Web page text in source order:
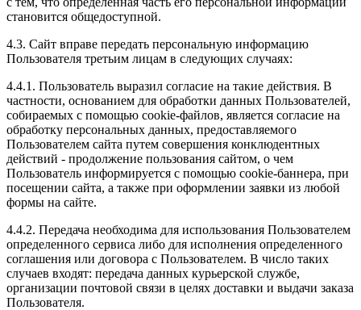
становится общедоступной.
4.3. Сайт вправе передать персональную информацию
Пользователя третьим лицам в следующих случаях:
4.4.1. Пользователь выразил согласие на такие действия. В
частности, основанием для обработки данных Пользователей,
собираемых с помощью cookie-файлов, является согласие на
обработку персональных данных, предоставляемого
Пользователем сайта путем совершения конклюдентных
действий - продолжение пользования сайтом, о чем
Пользователь информируется с помощью cookie-баннера, при
посещении сайта, а также при оформлении заявки из любой
формы на сайте.
4.4.2. Передача необходима для использования Пользователем
определенного сервиса либо для исполнения определенного
соглашения или договора с Пользователем. В число таких
случаев входят: передача данных курьерской службе,
организации почтовой связи в целях доставки и выдачи заказа
Пользователя.